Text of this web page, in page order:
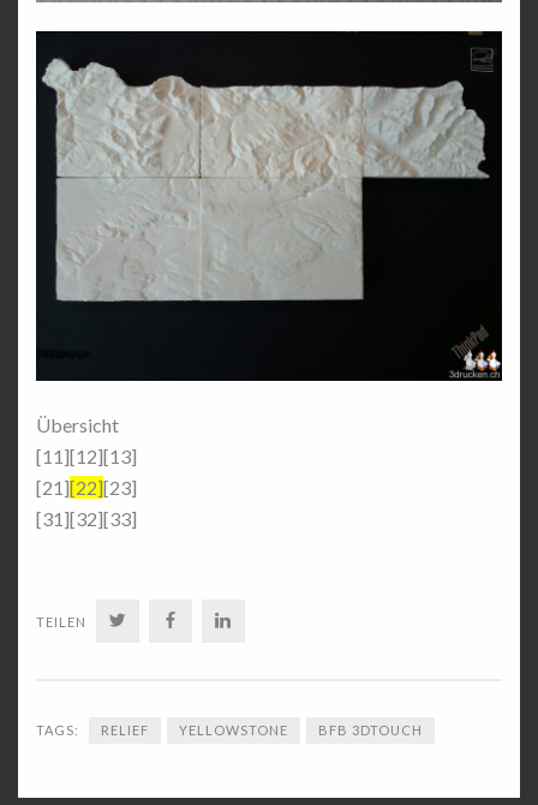
Übersicht
[11][12][13]
[21][22][23]
[31][32][33]
TEILEN TWITTERFACEBOOK
TAGS: RELIEF YELLOWSTONE BFB 3DTOUCH